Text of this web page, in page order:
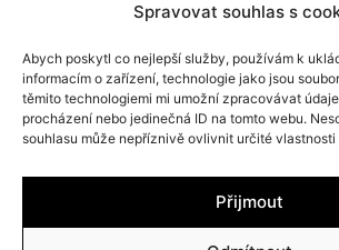
Spravovat souhlas s
Abych poskytl co nejlepší služby, používám k
informacím o zařízení, technologie jako jsou
těmito technologiemi mi umožní zpracovávat
procházení nebo jedinečná ID na tomto webu.
souhlasu může nepříznivě ovlivnit určité
Přijmout
info@elias-elektro.cz